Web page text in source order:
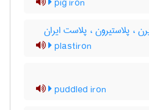
، پلاستیرون ، پلاست ایران
plastiron
puddled iron